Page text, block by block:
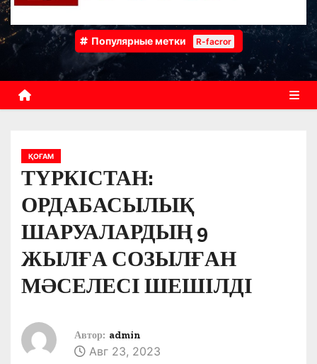
Популярные метки R-facror
ҚОҒАМ
ТҮРКІСТАН:
ОРДАБАСЫЛЫҚ
ШАРУАЛАРДЫҢ 9
ЖЫЛҒА СОЗЫЛҒАН
МӘСЕЛЕСІ ШЕШІЛДІ
Автор: admin
Авг 23, 2023